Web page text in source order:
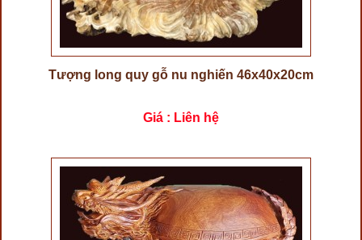
Tượng long quy gỗ nu nghiến 46x40x20cm
Giá : Liên hệ